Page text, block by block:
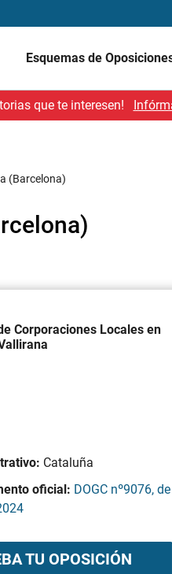
Esquemas de
que te interesen!
(Barcelona)
Corporaciones Locales en
Cataluña
oficial: DOGC nº9076, de
TU OPOSICIÓN